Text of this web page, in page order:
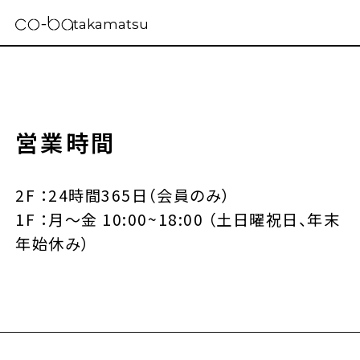
takamatsu
営業時間
2F ：24時間365日（会員のみ）
1F ：月〜金 10:00~18:00 （土日曜祝日、年末
年始休み）